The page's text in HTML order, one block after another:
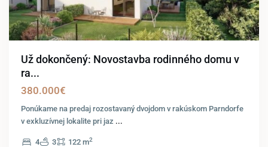
Už dokončený: Novostavba rodinného domu v
ra...
380.000€
Ponúkame na predaj rozostavaný dvojdom v rakúskom Parndorfe
v exkluzívnej lokalite pri jaz ...
4 3 122 m2